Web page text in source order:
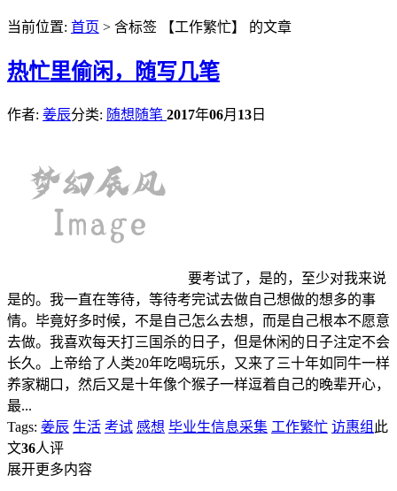
当前位置: 首页 > 含标签 【工作繁忙】 的文章
热忙里偷闲，随写几笔
作者: 姜辰分类: 随想随笔 2017年06月 13 日
要考试了，是的，至少对我来说
是的。我一直在等待，等待考完试去做自己想做的想多的事
情。毕竟好多时候，不是自己怎么去想，而是自己根本不愿意
去做。我喜欢每天打三国杀的日子，但是休闲的日子注定不会
长久。上帝给了人类20年吃喝玩乐，又来了三十年如同牛一样
养家糊口，然后又是十年像个猴子一样逗着自己的晚辈开心，
最...
Tags: 姜辰 生活 考试 感想 毕业生信息采集 工作繁忙 访惠组 此
文36人评
展开更多内容